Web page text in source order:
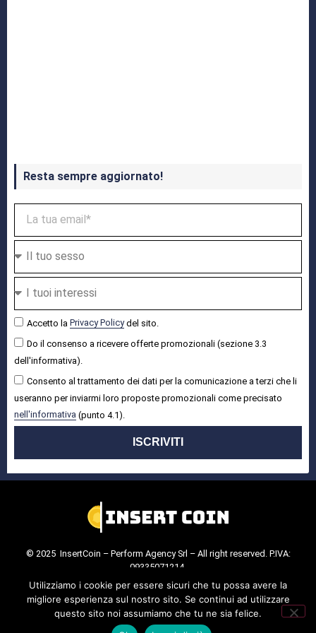
Resta sempre aggiornato!
Accetto la Privacy Policydel sito.
Do il consenso a ricevere offerte promozionali (sezione 3.3
dell'informativa).
Consento al trattamento dei dati per la comunicazione a terzi che li
useranno per inviarmi loro proposte promozionali come precisato
nell'informativa (punto 4.1).
ISCRIVITI
© 2025 InsertCoin – Perform Agency Srl – All right reserved. P.IVA:
09335071214.
Cookie Policy
Privacy Policy.
Utilizziamo i cookie per essere sicuri che tu possa avere la
migliore esperienza sul nostro sito. Se continui ad utilizzare
questo sito noi assumiamo che tu ne sia felice.